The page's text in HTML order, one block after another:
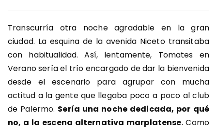
Transcurría otra noche agradable en la gran
ciudad. La esquina de la avenida Niceto transitaba
con habitualidad. Así, lentamente, Tomates en
Verano sería el trío encargado de dar la bienvenida
desde el escenario para agrupar con mucha
actitud a la gente que llegaba poco a poco al club
de Palermo. Sería una noche dedicada, por qué
no, a la escena alternativa marplatense. Como